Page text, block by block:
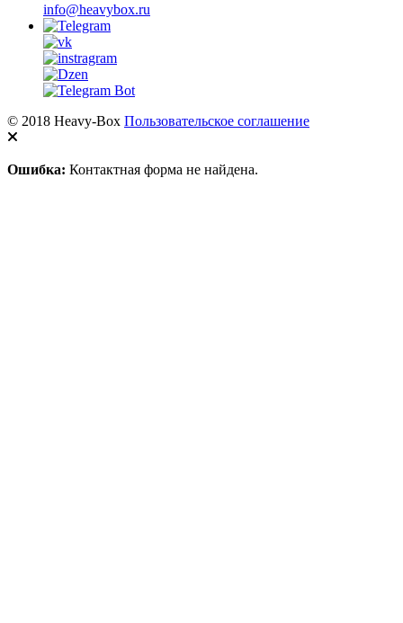
info@heavybox.ru
© 2018 Heavy-Box Пользовательское соглашение
Ошибка: Контактная форма не найдена.